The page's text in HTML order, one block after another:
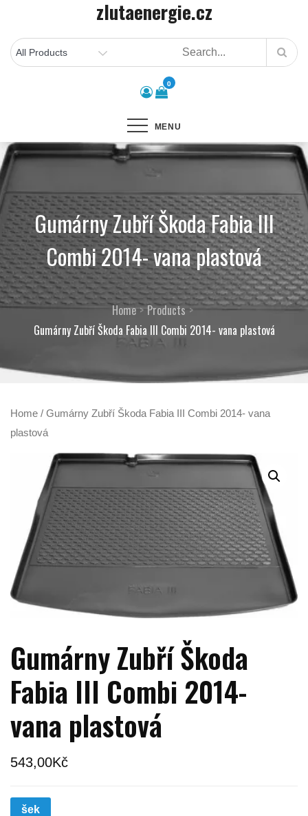
content
zlutaenergie.cz
0
MENU
Gumárny Zubří Škoda Fabia III
Combi 2014- vana plastová
Home
Products
Gumárny Zubří Škoda Fabia III Combi 2014- vana plastová
Home / Gumárny Zubří Škoda Fabia III Combi 2014- vana
plastová
Gumárny Zubří Škoda
Fabia III Combi 2014-
vana plastová
543,00Kč
šek